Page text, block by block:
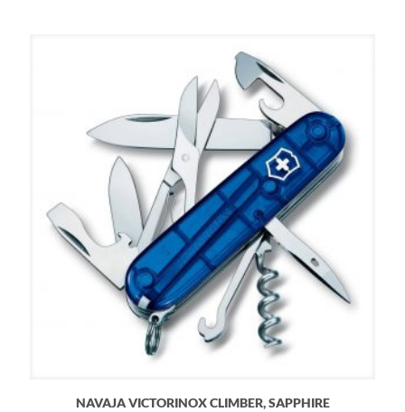
NAVAJA VICTORINOX CLIMBER, SAPPHIRE